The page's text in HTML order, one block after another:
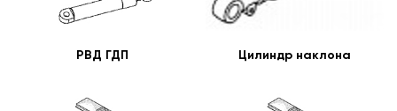
РВД ГДП Цилиндр наклона